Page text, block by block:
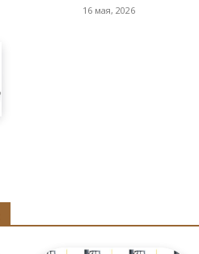
16 мая, 2026